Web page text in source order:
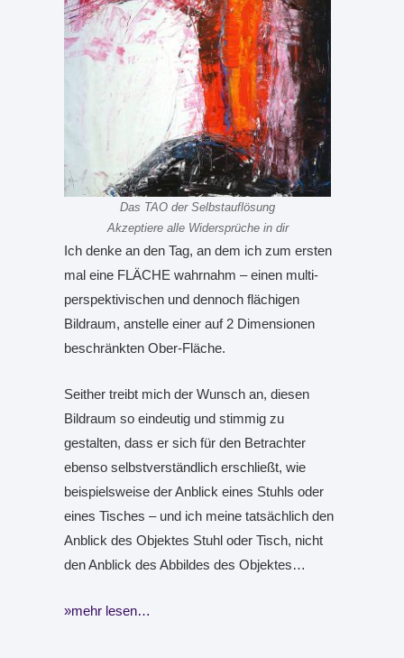
Das TAO der Selbstauflösung
Akzeptiere alle Widersprüche in dir
Ich denke an den Tag, an dem ich zum ersten
mal eine FLÄCHE wahrnahm – einen multi-
perspektivischen und dennoch flächigen
Bildraum, anstelle einer auf 2 Dimensionen
beschränkten Ober-Fläche.
Seither treibt mich der Wunsch an, diesen
Bildraum so eindeutig und stimmig zu
gestalten, dass er sich für den Betrachter
ebenso selbstverständlich erschließt, wie
beispielsweise der Anblick eines Stuhls oder
eines Tisches – und ich meine tatsächlich den
Anblick des Objektes Stuhl oder Tisch, nicht
den Anblick des Abbildes des Objektes…
mehr lesen…